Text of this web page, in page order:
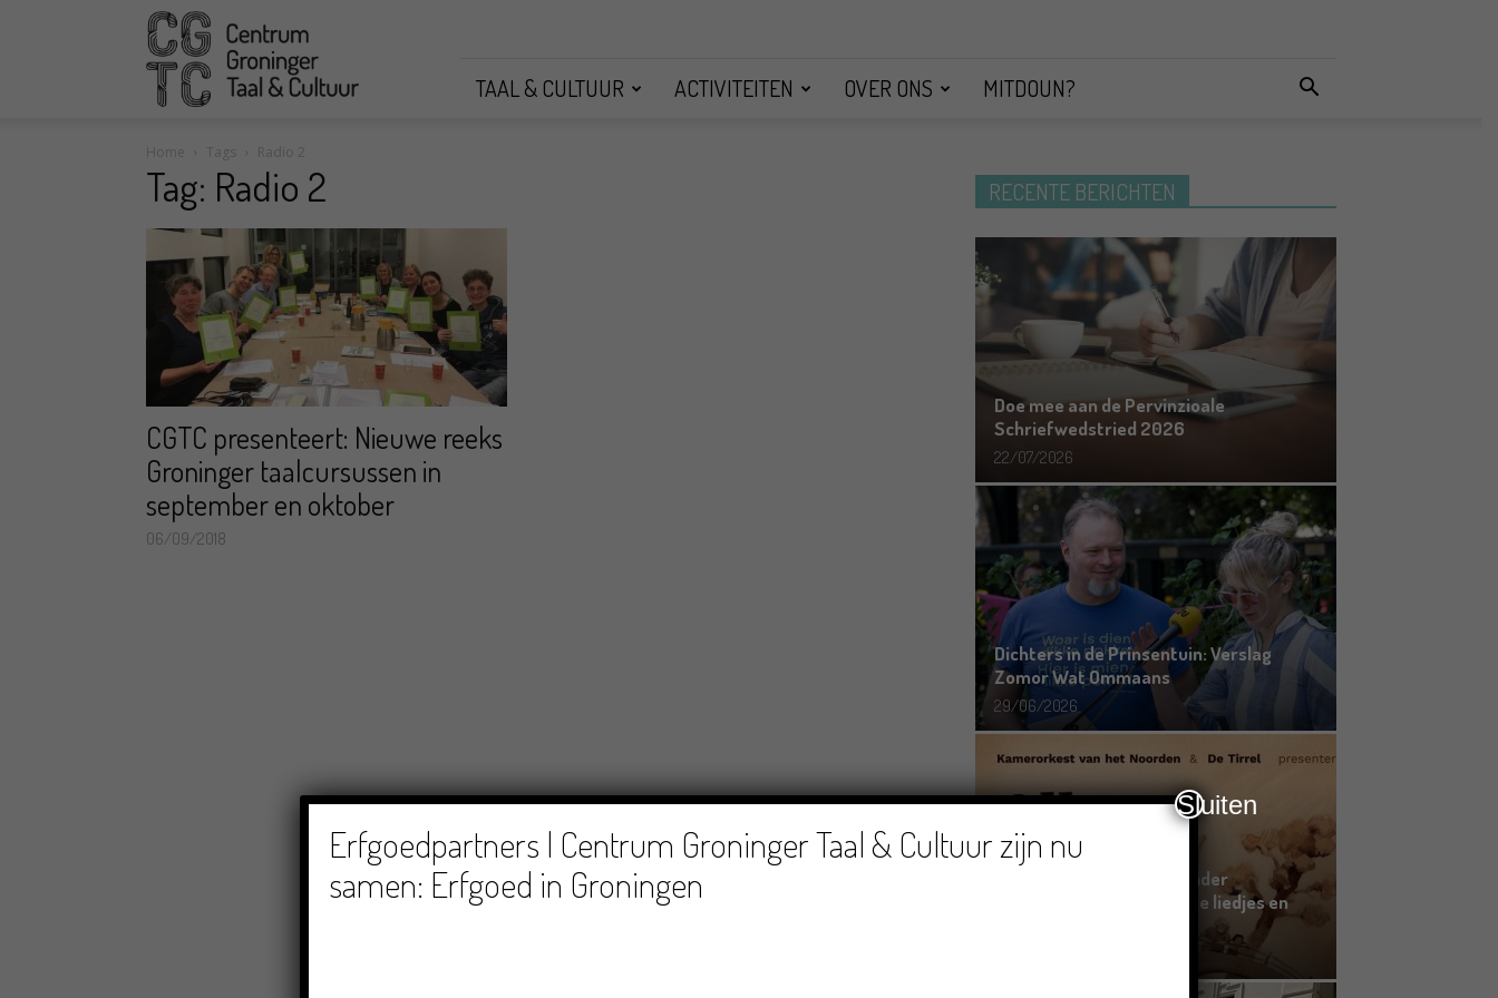
CGTC
TAAL & CULTUUR ACTIVITEITEN OVER ONS MITDOUN?
Home Tags Radio 2
Tag: Radio 2
CGTC presenteert: Nieuwe reeks
Groninger taalcursussen in
september en oktober
06/09/2018
RECENTE BERICHTEN
Doe mee aan de Pervinzioale
Schriefwedstried 2026
22/07/2026
Dichters in de Prinsentuin: Verslag
Zomor Wat Ommaans
29/06/2026
Crowdfunding voor bijzonder
kinderboek met Groningse liedjes en
Erfgoedpartners | Centrum Groninger Taal & Cultuur zijn nu
samen: Erfgoed in Groningen
Sluiten